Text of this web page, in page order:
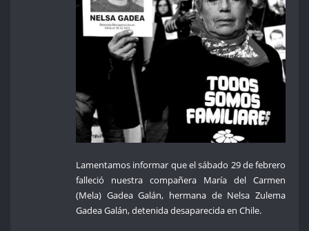
Lamentamos informar que el sábado 29 de febrero
falleció nuestra compañera María del Carmen
(Mela) Gadea Galán, hermana de Nelsa Zulema
Gadea Galán, detenida desaparecida en Chile.